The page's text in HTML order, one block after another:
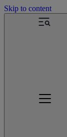
Skip to content